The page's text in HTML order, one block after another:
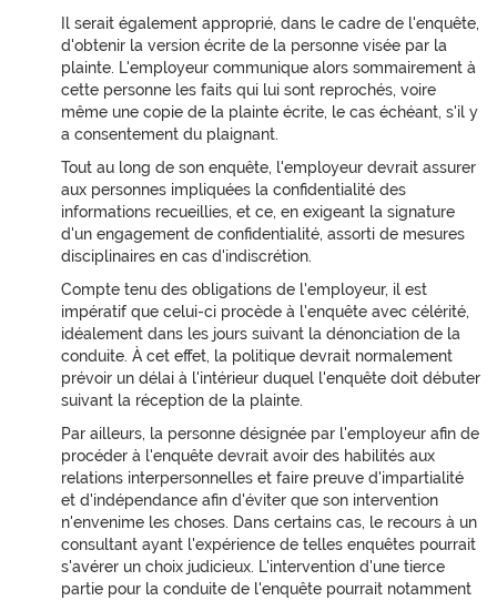
Il serait également approprié, dans le cadre de l'enquête,
d'obtenir la version écrite de la personne visée par la
plainte. L'employeur communique alors sommairement à
cette personne les faits qui lui sont reprochés, voire
même une copie de la plainte écrite, le cas échéant, s'il y
a consentement du plaignant.
Tout au long de son enquête, l'employeur devrait assurer
aux personnes impliquées la confidentialité des
informations recueillies, et ce, en exigeant la signature
d'un engagement de confidentialité, assorti de mesures
disciplinaires en cas d'indiscrétion.
Compte tenu des obligations de l'employeur, il est
impératif que celui-ci procède à l'enquête avec célérité,
idéalement dans les jours suivant la dénonciation de la
conduite. À cet effet, la politique devrait normalement
prévoir un délai à l'intérieur duquel l'enquête doit débuter
suivant la réception de la plainte.
Par ailleurs, la personne désignée par l'employeur afin de
procéder à l'enquête devrait avoir des habilités aux
relations interpersonnelles et faire preuve d'impartialité
et d'indépendance afin d'éviter que son intervention
n'envenime les choses. Dans certains cas, le recours à un
consultant ayant l'expérience de telles enquêtes pourrait
s'avérer un choix judicieux. L'intervention d'une tierce
partie pour la conduite de l'enquête pourrait notamment